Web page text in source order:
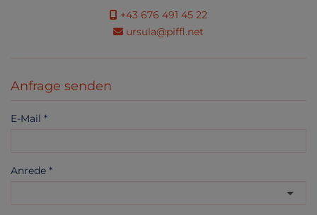
+43 676 491 45 22
ursula@piffl.net
Anfrage senden
E-Mail
Anrede